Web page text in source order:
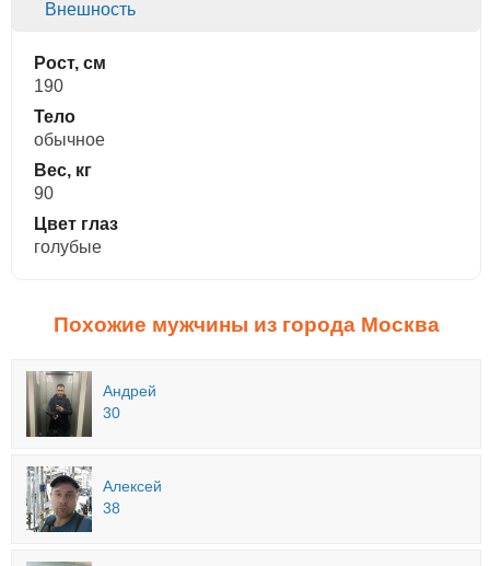
Внешность
Рост, см
190
Тело
обычное
Вес, кг
90
Цвет глаз
голубые
Похожие мужчины из города Москва
Андрей
30
Алексей
38